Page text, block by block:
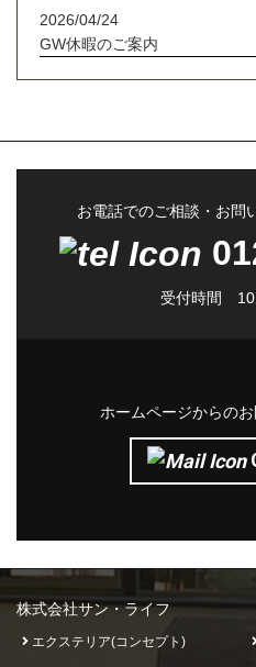
2026/04/24
GW休暇のご案内
お電話でのご相談・お問
受付時間
ホームページからの
株式会社サン・ライフ
エクステリア(コンセプト)